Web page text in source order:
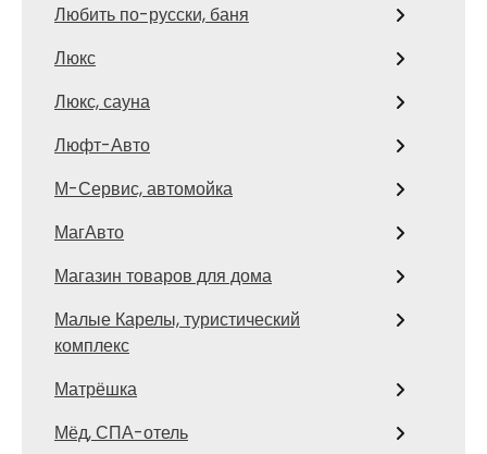
Любить по-русски, баня
Люкс
Люкс, сауна
Люфт-Авто
М-Сервис, автомойка
МагАвто
Магазин товаров для дома
Малые Карелы, туристический
комплекс
Матрёшка
Мёд, СПА-отель